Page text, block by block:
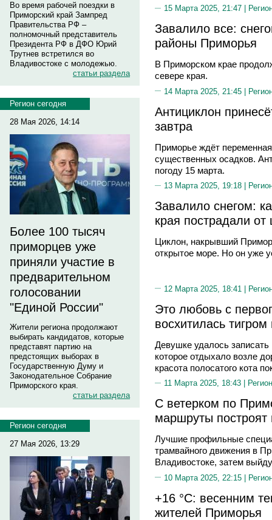
Во время рабочей поездки в
Приморский край Зампред
Правительства РФ –
полномочный представитель
Президента РФ в ДФО Юрий
Трутнев встретился во
Владивостоке с молодежью.
статьи раздела
Регион сегодня
28 Мая 2026, 14:14
Более 100 тысяч
приморцев уже
приняли участие в
предварительном
голосовании
"Единой России"
Жители региона продолжают
выбирать кандидатов, которые
представят партию на
предстоящих выборах в
Государственную Думу и
Законодательное Собрание
Приморского края.
статьи раздела
Регион сегодня
27 Мая 2026, 13:29
15 Марта 2025, 21:47 |
Завалило все:
районы Приморья
В Приморском крае
севере края.
14 Марта 2025, 21:45 |
Антициклон
завтра
Приморье ждёт
существенных осадков.
погоду 15 марта.
13 Марта 2025, 19:18 |
Завалило снегом:
края пострадали от
Циклон, накрывший
открытое море. Но он уже
12 Марта 2025, 18:41 |
Это любовь с
восхитилась
Девушке удалось
которое отдыхало возле
красота полосатого кота
11 Марта 2025, 18:43 |
С ветерком по
маршруты построят
Лучшие профильные
трамвайного движения в
Владивостоке, затем
10 Марта 2025, 22:15 |
+16 °C: весенним
жителей Приморья